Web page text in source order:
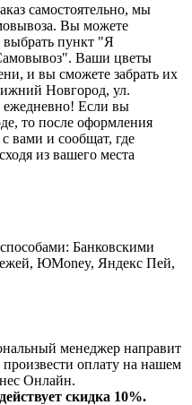
самостоятельно, мы
Вы можете
выбрать пункт "Я
Ваши цветы
и вы сможете забрать их
Новгород, ул.
ежедневно! Если вы
то после оформления
вами и сообщат, где
из вашего места
Банковскими
ЮMoney, Яндекс Пей,
менеджер направит
оплату на нашем
Онлайн.
скидка 10%.